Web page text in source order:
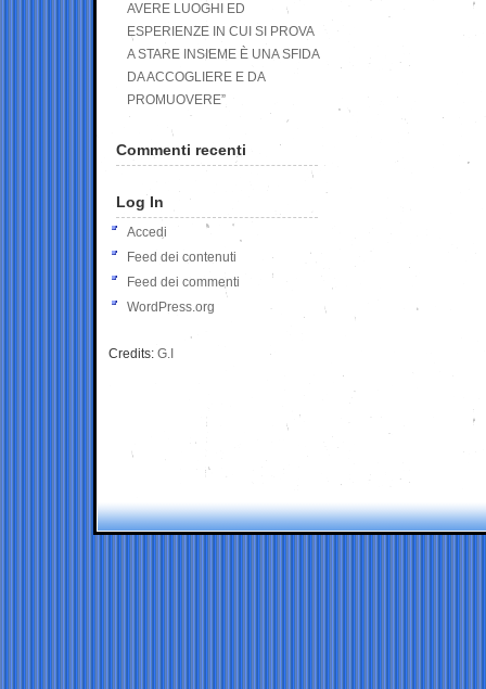
AVERE LUOGHI ED
ESPERIENZE IN CUI SI PROVA
A STARE INSIEME È UNA SFIDA
DA ACCOGLIERE E DA
PROMUOVERE”
Commenti recenti
Log In
Accedi
Feed dei contenuti
Feed dei commenti
WordPress.org
Credits: G.I